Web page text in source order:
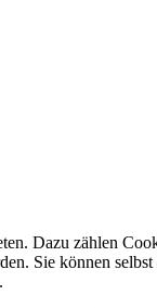
Dazu zählen
Sie können